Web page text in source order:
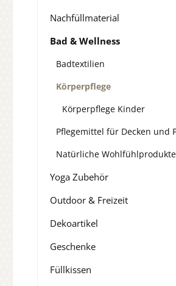
Nachfüllmaterial
Bad & Wellness
Badtextilien
Körperpflege
Körperpflege Kinder
Pflegemittel für Decken und
Natürliche Wohlfühlprodukte
Yoga Zubehör
Outdoor & Freizeit
Dekoartikel
Geschenke
Füllkissen